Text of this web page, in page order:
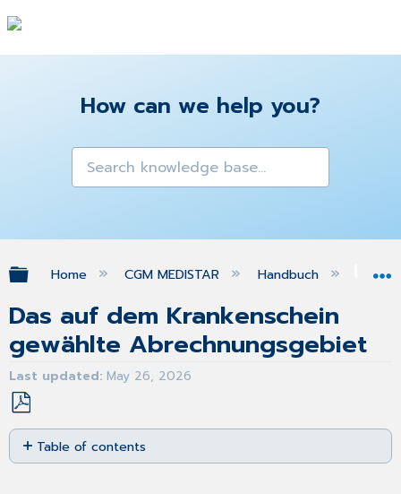
How can we help you?
Expand/collapse global hierarchy
Home CGM MEDISTAR Handbuch
Das auf dem Krankenschein
gewählte Abrechnungsgebiet
Last updated May 26, 2026
Save
as
PDF
Table of contents